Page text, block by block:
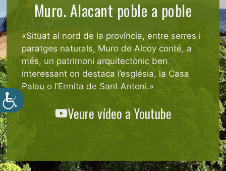
Muro. Alacant poble a poble
«Situat al nord de la província, entre serres i
paratges naturals, Muro de Alcoy conté, a
més, un patrimoni arquitectònic ben
interessant on destaca l’església, la Casa
Palau o l’Ermita de Sant Antoni.»
Veure vídeo a Youtube